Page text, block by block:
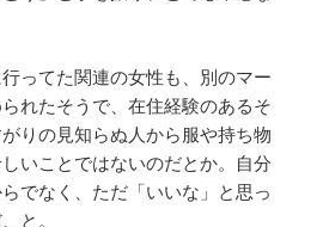
ってた関連の女性も、別のマー
れたそうで、在住経験のあるそ
りの見知らぬ人から服や持ち物
いことではないのだとか。自分
でなく、ただ「いいな」と思っ
と。